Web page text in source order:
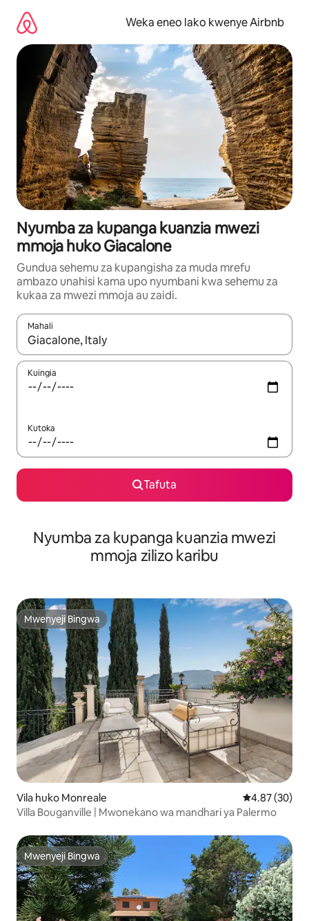
kwenda
kwenye
maudhui
Weka eneo lako kwenye Airbnb
Nyumba za kupanga kuanzia mwezi
mmoja huko Giacalone
Gundua sehemu za kupangisha za muda mrefu
ambazo unahisi kama upo nyumbani kwa sehemu za
kukaa za mwezi mmoja au zaidi.
Mahali
Wakati matokeo yanapatikana, vinjari kwa kutumia vitufe vya
Kuingia
Kutoka
Tafuta
Nyumba za kupanga kuanzia mwezi
mmoja zilizo karibu
Mwenyeji Bingwa
Mwenyeji Bingwa
Vila huko Monreale Ukadiriaji wa
4.87 (30)
Villa Bouganville | Mwonekano wa mandhari ya Palermo
Mwenyeji Bingwa
Mwenyeji Bingwa